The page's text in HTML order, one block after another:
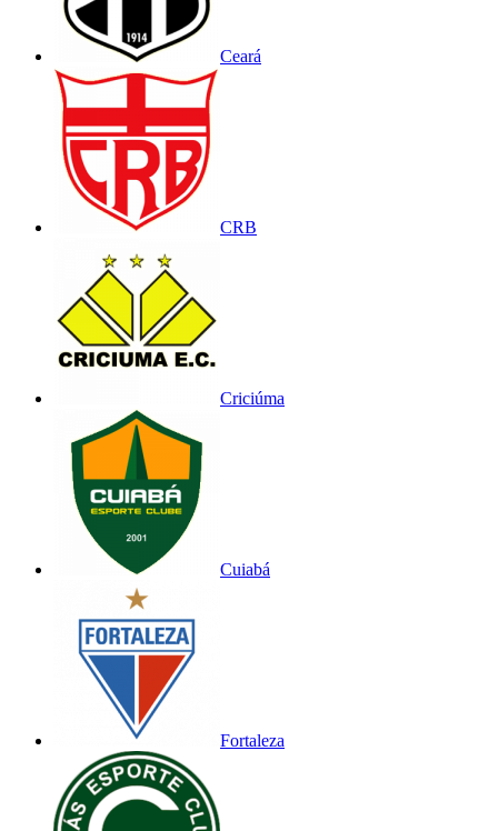
Ceará
CRB
Criciúma
Cuiabá
Fortaleza